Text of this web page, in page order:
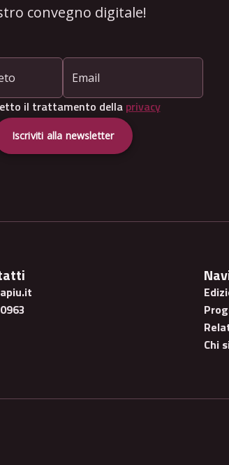
convegno digitale!
Email
il trattamento della privacy
Iscriviti alla newsletter
Chi